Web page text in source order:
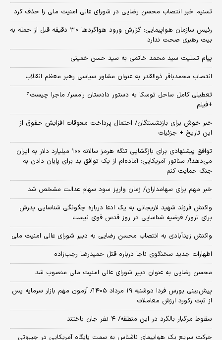
تسنیم خبر انتصاب محسن رضایی در شورای عالی امنیت ملی را حذف کرد
رئیس سازمان هواپیمایی: گزارش ورود هواگردها ٣٠ دقیقه قبل از حمله به
بیت رهبری صحت ندارد
پیام تسلیت سید محمد خاتمی به سید حسن خمینی
انتصاب محمدباقر ذوالقدر به عنوان مشاور سیاسی رهبر معظم انقلاب
تعطیلی کامل ساحل توسکا به دستور دادستان رامسر/ ماجرا چیست؟
+فیلم
خبر خوش برای بازنشستگان/ احتمال پرداخت معوقات افزایش حقوق از
این تاریخ + جزئیات
توافق پیشنهادی برای بازگشایی تنگه هرمز سالانه ۱۰۰ میلیارد دلار به ایران
می‌دهد!/ سناتور آمریکایی: آماده‌ام از یک توافق بد برای پایان دادن به
جنگ حمایت کنم
خبر مهم برای سهامداران/ زمان واریز سود سهام عدالت مشخص شد
واکنش فرزند شهید لاریجانی به یک ادعا درباره چگونگی شناسایی پدرش
برای ترور/ فرضیه شناسایی در روز قدس قوی نیست
واکنش زیدآبادی به انتصاب محسن رضایی به دبیر شورای عالی امنیت ملی
اظهارات جدید سخنگوی ناجا درباره قتل حمیدرضا رجب‌زاده
محسن رضایی به عنوان دبیر شورای عالی امنیت ملی منصوب شد
​پیش‌بینی بورس فردا دوشنبه ۱۹ مرداد ۱۴۰۵/ آزمون مهم بازار سرمایه پس
از ثبت رکورد ارزش معاملات
سقوط مرگبار بالگرد در این منطقه/ ۴ نفر جان باختند
حرکت سریع یک هواپیمای ناشناس به سمت پایگاه آمریکایی در جیبوتی